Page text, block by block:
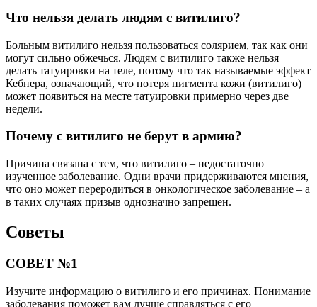
Что нельзя делать людям с витилиго?
Больным витилиго нельзя пользоваться солярием, так как они
могут сильно обжечься. Людям с витилиго также нельзя
делать татуировки на теле, потому что так называемые эффект
Кебнера, означающий, что потеря пигмента кожи (витилиго)
может появиться на месте татуировки примерно через две
недели.
Почему с витилиго не берут в армию?
Причина связана с тем, что витилиго – недостаточно
изученное заболевание. Одни врачи придерживаются мнения,
что оно может переродиться в онкологическое заболевание – а
в таких случаях призыв однозначно запрещен.
Советы
СОВЕТ №1
Изучите информацию о витилиго и его причинах. Понимание
заболевания поможет вам лучше справляться с его